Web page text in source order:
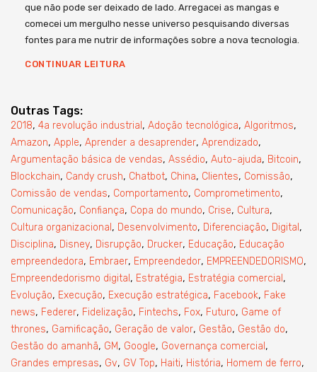
que não pode ser deixado de lado. Arregacei as mangas e
comecei um mergulho nesse universo pesquisando diversas
fontes para me nutrir de informações sobre a nova tecnologia.
CONTINUAR LEITURA
Outras Tags:
2018, 4a revolução industrial , Adoção tecnológica, Algoritmos,
Amazon, Apple, Aprender a desaprender, Aprendizado,
Argumentação básica de vendas, Assédio, Auto-ajuda, Bitcoin,
Blockchain, Candy crush, Chatbot, China, Clientes, Comissão,
Comissão de vendas, Comportamento, Comprometimento,
Comunicação, Confiança, Copa do mundo, Crise, Cultura,
Cultura organizacional , Desenvolvimento, Diferenciação, Digital ,
Disciplina, Disney, Disrupção, Drucker, Educação, Educação
empreendedora, Embraer, Empreendedor, EMPREENDEDORISMO,
Empreendedorismo digital , Estratégia, Estratégia comercial ,
Evolução, Execução, Execução estratégica, Facebook, Fake
news, Federer, Fidelização, Fintechs, Fox, Futuro, Game of
thrones, Gamificação, Geração de valor, Gestão, Gestão do,
Gestão do amanhã, GM, Google, Governança comercial ,
Grandes empresas, Gv, GV Top, Haiti, História, Homem de ferro,